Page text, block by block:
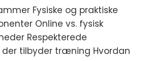
Fysiske og praktiske
Online vs. fysisk
Respekterede
der tilbyder træning Hvordan